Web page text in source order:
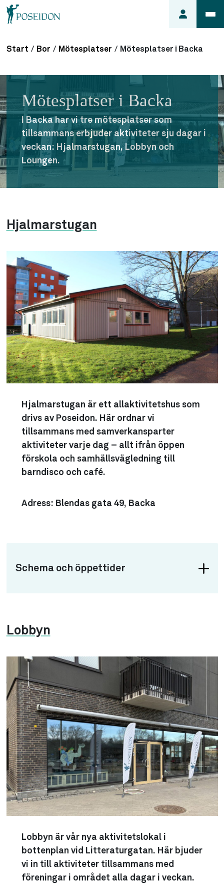
Frågor
om
min
hyra
söker du
Start / Bor / Mötesplatser / Mötesplatser i Backa
Mötesplatser i Backa
I Backa har vi tre mötesplatser som
tillsammans erbjuder aktiviteter sju dagar i
veckan: Hjalmarstugan, Lobbyn och
Loungen.
Hjalmarstugan
Hjalmarstugan är ett allaktivitetshus som
drivs av Poseidon. Här ordnar vi
tillsammans med samverkansparter
aktiviteter varje dag – allt ifrån öppen
förskola och samhällsvägledning till
barndisco och café.
Adress: Blendas gata 49, Backa
Schema och öppettider
Lobbyn
Lobbyn är vår nya aktivitetslokal i
bottenplan vid Litteraturgatan. Här bjuder
vi in till aktiviteter tillsammans med
föreningar i området alla dagar i veckan.